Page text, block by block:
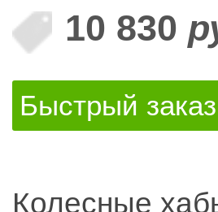
10 830
Быстрый заказ
Колесные